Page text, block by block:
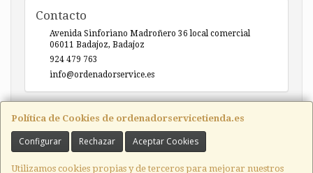
Política de Cookies de ordenadorservicetienda.es
Configurar Rechazar Aceptar Cookies
Utilizamos cookies propias y de terceros para mejorar nuestros
Contacto
Avenida Sinforiano Madroñero 36 local comercial
06011 Badajoz, Badajoz
924 479 763
info@ordenadorservice.es
Horario
Lunes-Viernes 9h30-14h00 / 17h00-20h30 Sábado 10h30-
14h00